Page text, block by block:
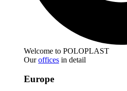
Welcome to POLOPLAST
Ouroffices in detail
Europe